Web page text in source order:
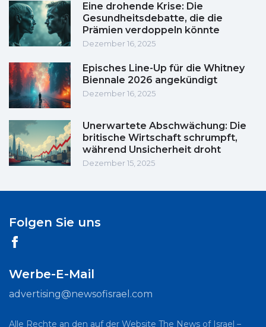
Eine drohende Krise: Die
Gesundheitsdebatte, die die
Prämien verdoppeln könnte
Dezember 16, 2025
Episches Line-Up für die Whitney
Biennale 2026 angekündigt
Dezember 16, 2025
Unerwartete Abschwächung: Die
britische Wirtschaft schrumpft,
während Unsicherheit droht
Dezember 15, 2025
Folgen Sie uns
Werbe-E-Mail
advertising@newsofisrael.com
Alle Rechte an den auf der Website The News of Israel –